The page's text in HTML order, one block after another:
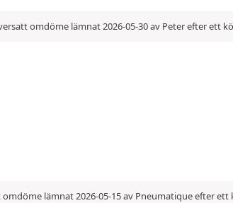
omdöme lämnat 2026-05-30 av Peter efter ett
lämnat 2026-05-15 av Pneumatique efter ett